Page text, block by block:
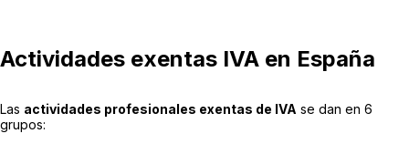
Actividades exentas IVA en España
Las actividades profesionales exentas de IVA se dan en 6
grupos: